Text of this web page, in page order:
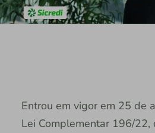
Entrou em vigor em 25 de
Lei Complementar 196/22,